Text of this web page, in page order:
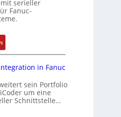
g
u
e
e
s
p
e
r
y
i
e
r
t
P
o
s
i
i
o
serieller
Fanuc-
:
D
h
g
e
in Fanuc
sein Portfolio
um eine
Schnittstelle…